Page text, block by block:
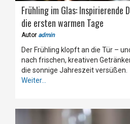
Frühling im Glas: Inspirierende
die ersten warmen Tage
Autor admin
Der Frühling klopft an die Tür –
nach frischen, kreativen
die sonnige Jahreszeit versüßen.
Weiter...